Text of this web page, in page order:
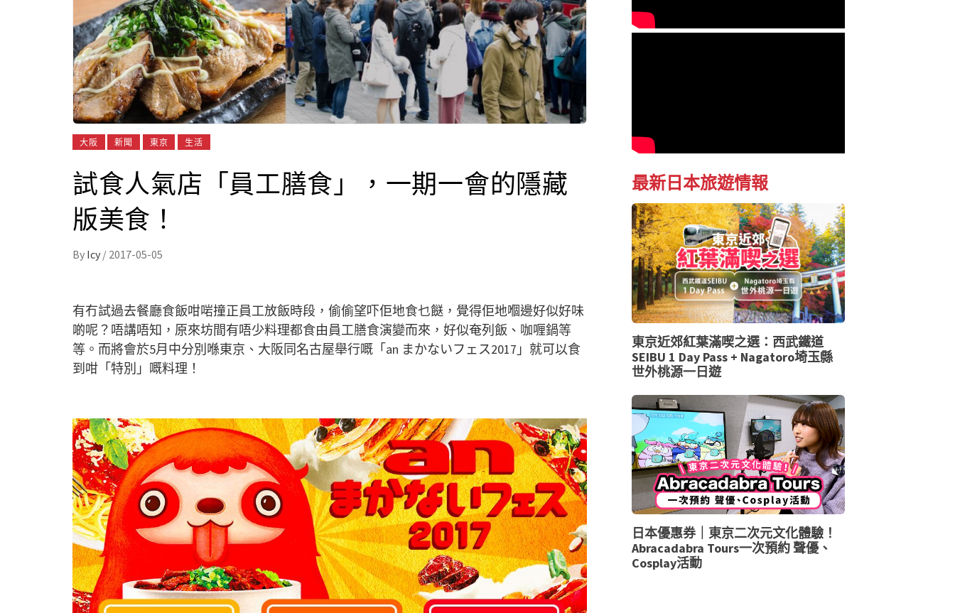
大阪 新聞 東京 生活
試食人氣店「員工膳食」，一期一會的隱藏
版美食！
By Icy / 2017-05-05
有冇試過去餐廳食飯咁啱撞正員工放飯時段，偷偷望吓佢地食乜餸，覺得佢地嗰邊好似好味
啲呢？唔講唔知，原來坊間有唔少料理都食由員工膳食演變而來，好似奄列飯、咖喱鍋等
等。而將會於5月中分別喺東京、大阪同名古屋舉行嘅「an まかないフェス2017」就可以食
到咁「特別」嘅料理！
最新日本旅遊情報
東京近郊紅葉滿喫之選：西武鐵道
SEIBU 1 Day Pass + Nagatoro埼玉縣
世外桃源一日遊
日本優惠券｜東京二次元文化體驗！
Abracadabra Tours一次預約 聲優、
Cosplay活動